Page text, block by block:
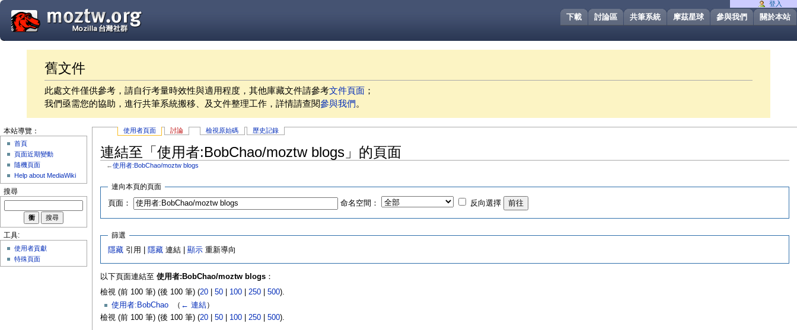
關於本站
參與我們
摩茲星球
共筆系統
討論區
下載
舊文件
此處文件僅供參考，請自行考量時效性與適用程度，其他庫藏文件請參考文件頁面 ；
我們亟需您的協助，進行共筆系統搬移、及文件整理工作，詳情請查閱參與我們。
使用者頁面 討論 檢視原始碼 歷史記錄
連結至「使用者:BobChao/moztw blogs」的頁面
←使用者:BobChao/moztw blogs
連向本頁的頁面
頁面： 命名空間： 反向選擇
篩選
隱藏 引用 | 隱藏 連結 |顯示 重新導向
以下頁面連結至 使用者:BobChao/moztw blogs：
檢視 (前 100 筆) (後 100 筆) (20| 50| 100| 250| 500).
使用者:BobChao‎ （ ← 連結）
檢視 (前 100 筆) (後 100 筆) (20| 50| 100| 250| 500).
登入
本站導覽：
首頁
頁面近期變動
隨機頁面
Help about MediaWiki
搜尋
工具:
使用者貢獻
特殊頁面